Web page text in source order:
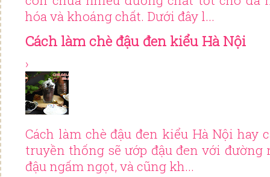
hóa và khoáng chất. Dưới đây l...
Cách làm chè đậu đen kiểu Hà Nội
›
Cách làm chè đậu đen kiểu Hà Nội hay
truyền thống sẽ ướp đậu đen với đường
đậu ngấm ngọt, và cũng kh...